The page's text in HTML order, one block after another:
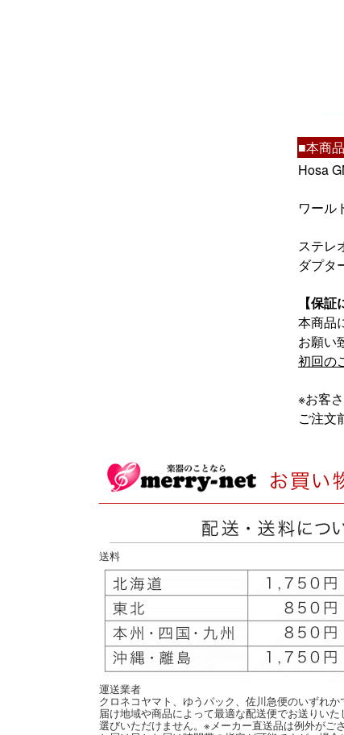
■本商
Hosa
ワール
ステレ
ダプタ
【保証
本商品
お願い
初回の
※お客
ご注文
送料
運送業者
クロネコヤマト、ゆうパック、佐川急便のいずれ
届け地域や商品によって最適な配送便でお送りい
選びいただけません。※メーカー直送品は例外がござ